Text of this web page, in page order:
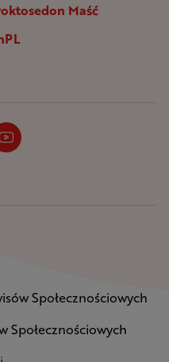
Maść
Społecznościowych
Społecznościowych